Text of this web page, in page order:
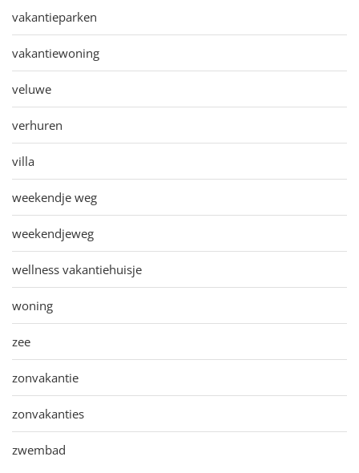
vakantieparken
vakantiewoning
veluwe
verhuren
villa
weekendje weg
weekendjeweg
wellness vakantiehuisje
woning
zee
zonvakantie
zonvakanties
zwembad